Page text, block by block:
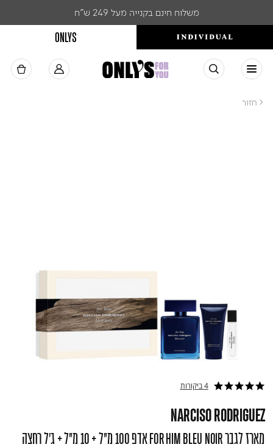
משלוח חינם בקנייה מעל 249 ש"ח
ONLYS
< חזור
5.0 star rating 4 ביקורות
NARCISO RODRIGUEZ
מארז לגבר FOR HIM BLEU NOIR אדפ 100 מ"ל + 10 מ"ל + ג'ל רחצה